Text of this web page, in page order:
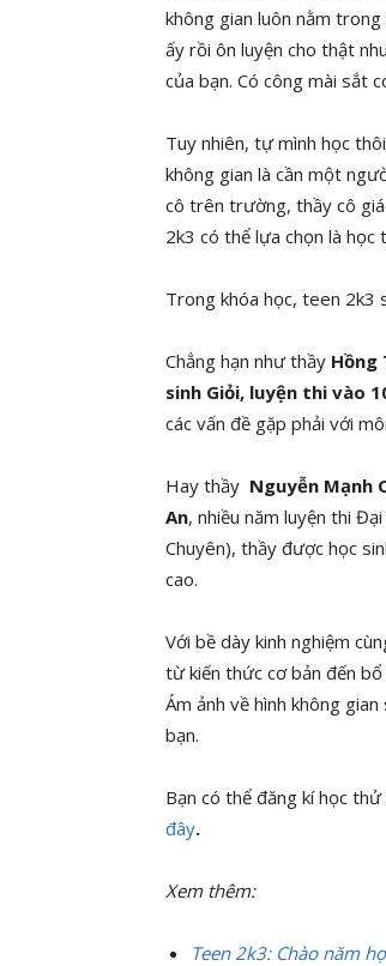
không gian luôn nằm
ấy rồi ôn luyện cho thật
của bạn. Có công mài sắt
Tuy nhiên, tự mình học
không gian là cần một
cô trên trường, thầy cô
2k3 có thể lựa chọn là
Trong khóa học, teen 2k3
Chẳng hạn như thầy Hồng
sinh Giỏi, luyện thi vào
các vấn đề gặp phải với
Hay thầy Nguyễn Mạnh
An, nhiều năm luyện thi
Chuyên), thầy được học
cao.
Với bề dày kinh nghiệm
từ kiến thức cơ bản đến
Ám ảnh về hình không
bạn.
Bạn có thể đăng kí học
đây.
Xem thêm:
Teen 2k3: Chào năm